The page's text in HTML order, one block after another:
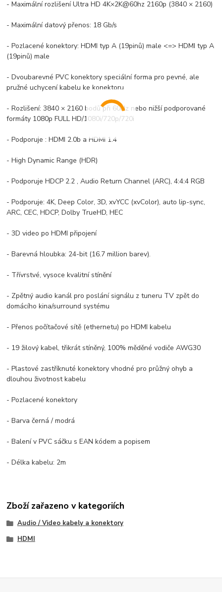
- Maximální rozlišení Ultra HD 4K×2K@60hz 2160p (3840 × 2160)
- Maximální datový přenos: 18 Gb/s
- Pozlacené konektory: HDMI typ A (19pinů) male <=> HDMI typ A
(19pinů) male
- Dvoubarevné PVC konektory speciální forma pro pevné, ale
pružné uchycení kabelu ke konektoru
- Rozlišení: 3840 × 2160 bodů při 60Hz nebo nižší podporované
formáty 1080p FULL HD/1080i/720p/720i
- Podporuje : HDMI 2.0b a HDMI 1.4
- High Dynamic Range (HDR)
- Podporuje HDCP 2.2 , Audio Return Channel (ARC), 4:4:4 RGB
- Podporuje: 4K, Deep Color, 3D, xvYCC (xvColor), auto lip-sync,
ARC, CEC, HDCP, Dolby TrueHD, HEC
- 3D video po HDMI připojení
- Barevná hloubka: 24-bit (16.7 million barev).
- Třívrstvé, vysoce kvalitní stínění
- Zpětný audio kanál pro poslání signálu z tuneru TV zpět do
domácího kina/surround systému
- Přenos počítačové sítě (ethernetu) po HDMI kabelu
- 19 žilový kabel, třikrát stíněný, 100% měděné vodiče AWG30
- Plastové zastříknuté konektory vhodné pro průžný ohyb a
dlouhou životnost kabelu
- Pozlacené konektory
- Barva černá / modrá
- Balení v PVC sáčku s EAN kódem a popisem
- Délka kabelu: 2m
Zboží zařazeno v kategoriích
Audio / Video kabely a konektory
HDMI